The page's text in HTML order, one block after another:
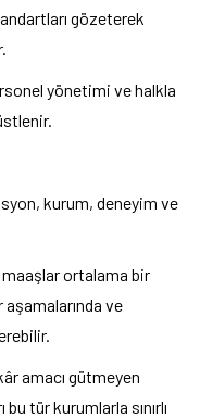
gözeterek
yönetimi ve halkla
kurum, deneyim ve
ortalama bir
ve
amacı gütmeyen
tür kurumlarla sınırlı